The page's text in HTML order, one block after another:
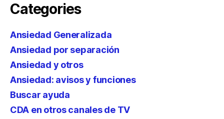
Categories
Ansiedad Generalizada
Ansiedad por separación
Ansiedad y otros
Ansiedad: avisos y funciones
Buscar ayuda
CDA en otros canales de TV